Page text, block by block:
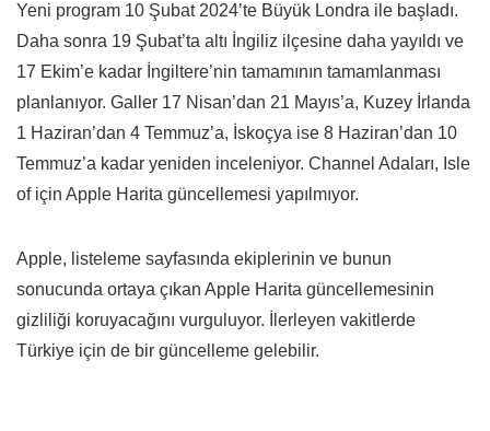
Yeni program 10 Şubat 2024’te Büyük Londra ile başladı.
Daha sonra 19 Şubat’ta altı İngiliz ilçesine daha yayıldı ve
17 Ekim’e kadar İngiltere’nin tamamının tamamlanması
planlanıyor. Galler 17 Nisan’dan 21 Mayıs’a, Kuzey İrlanda
1 Haziran’dan 4 Temmuz’a, İskoçya ise 8 Haziran’dan 10
Temmuz’a kadar yeniden inceleniyor. Channel Adaları, Isle
of için Apple Harita güncellemesi yapılmıyor.
Apple, listeleme sayfasında ekiplerinin ve bunun
sonucunda ortaya çıkan Apple Harita güncellemesinin
gizliliği koruyacağını vurguluyor. İlerleyen vakitlerde
Türkiye için de bir güncelleme gelebilir.